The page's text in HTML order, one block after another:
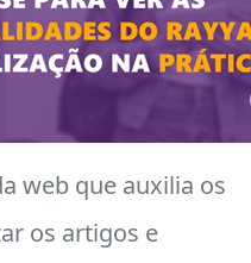
web que auxilia os
os artigos e